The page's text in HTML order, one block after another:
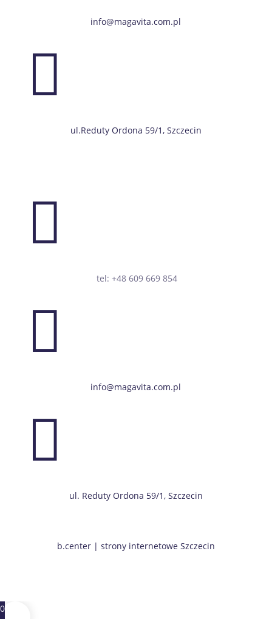
info@magavita.com.pl

ul.Reduty Ordona 59/1, Szczecin

tel: +48 609 669 854

info@magavita.com.pl

ul. Reduty Ordona 59/1, Szczecin
b.center | strony internetowe Szczecin
0